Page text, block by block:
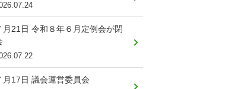
月21日 令和８年６月定例会が閉
月17日 議会運営委員会